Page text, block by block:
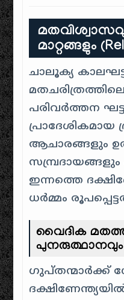
മാറ്റങ്ങളും
ചാലൂക്യ
പരിവർത്തന
പ്രാദേശികമായ
ആചാരങ്ങളും
ഇന്നത്തെ
ധർമ്മം
വൈദിക
പുനരുത്ഥാനവും
ഗുപ്തന്മാർക്ക്